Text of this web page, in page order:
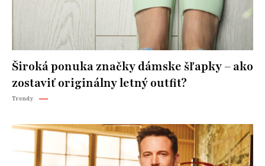
Široká ponuka značky dámske šľapky – ako
zostaviť originálny letný outfit?
Trendy